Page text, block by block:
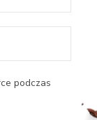
podczas